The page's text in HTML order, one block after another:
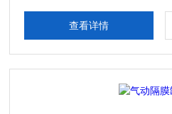
查看详情